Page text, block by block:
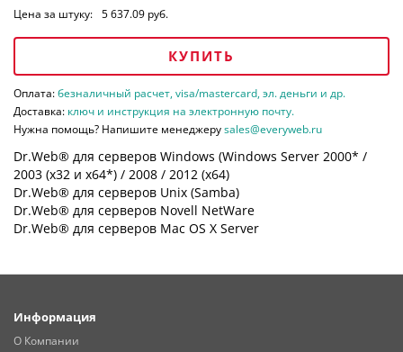
Цена за штуку: 5 637.09 руб.
КУПИТЬ
Оплата:безналичный расчет, visa/mastercard, эл. деньги и др.
Доставка: ключ и инструкция на электронную почту.
Нужна помощь? Напишите менеджеруsales@everyweb.ru
Dr.Web® для серверов Windows (Windows Server 2000* /
2003 (х32 и х64*) / 2008 / 2012 (х64)
Dr.Web® для серверов Unix (Samba)
Dr.Web® для серверов Novell NetWare
Dr.Web® для серверов Mac OS X Server
Информация
О Компании